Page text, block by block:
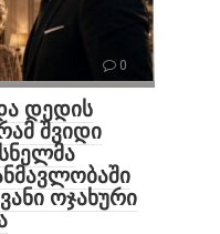
0
დედის
შვიდი
ოჯახური